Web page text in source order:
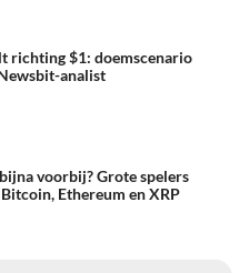
richting $1: doemscenario
analist
voorbij? Grote spelers
Ethereum en XRP